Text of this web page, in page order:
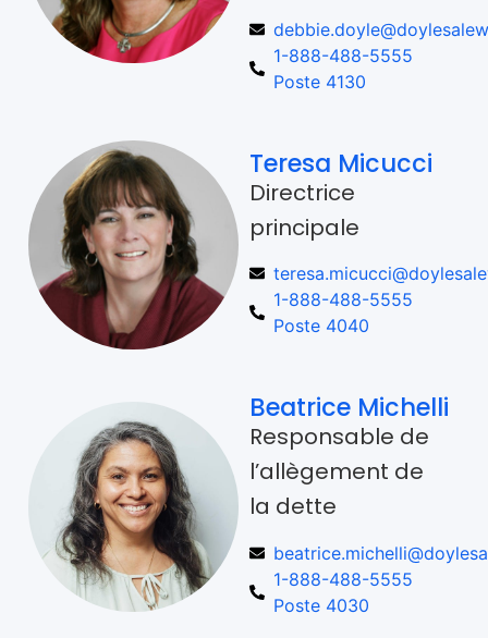
1-888-488-5555
Poste 4130
Teresa Micucci
Directrice
principale
1-888-488-5555
Poste 4040
Beatrice Michelli
Responsable de
l’allègement de
la dette
1-888-488-5555
Poste 4030